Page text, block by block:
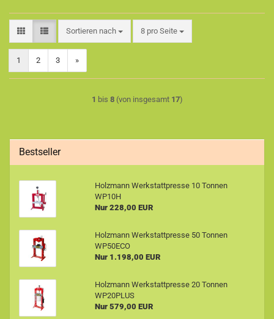
Sortieren nach
Sortieren nach 8 pro Seite
pro Seite
1 2 3 »
1 bis 8(von insgesamt 17)
Bestseller
Holzmann Werkstattpresse 10 Tonnen
WP10H
Nur 228,00 EUR
Holzmann Werkstattpresse 50 Tonnen
WP50ECO
Nur 1.198,00 EUR
Holzmann Werkstattpresse 20 Tonnen
WP20PLUS
Nur 579,00 EUR